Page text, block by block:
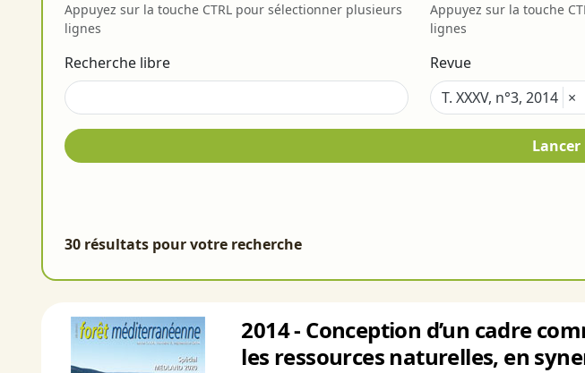
Appuyez sur la touche CTRL pour sélectionner plusieurs
lignes
Appuyez sur la touche
lignes
Recherche libre
Revue
T. XXXV, n°3, 2014 ×
30 résultats pour votre recherche
2014 - Conception d’un cadre
les ressources naturelles, en